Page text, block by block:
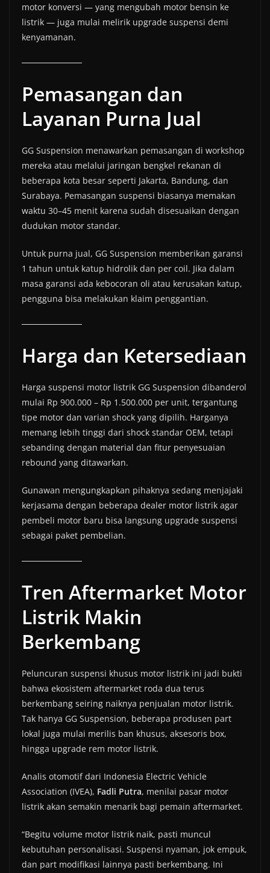
motor konversi — yang mengubah motor bensin ke
listrik — juga mulai melirik upgrade suspensi demi
kenyamanan.
Pemasangan dan
Layanan Purna Jual
GG Suspension menawarkan pemasangan di workshop
mereka atau melalui jaringan bengkel rekanan di
beberapa kota besar seperti Jakarta, Bandung, dan
Surabaya. Pemasangan suspensi biasanya memakan
waktu 30–45 menit karena sudah disesuaikan dengan
dudukan motor standar.
Untuk purna jual, GG Suspension memberikan garansi
1 tahun untuk katup hidrolik dan per coil. Jika dalam
masa garansi ada kebocoran oli atau kerusakan katup,
pengguna bisa melakukan klaim penggantian.
Harga dan Ketersediaan
Harga suspensi motor listrik GG Suspension dibanderol
mulai Rp 900.000 – Rp 1.500.000 per unit, tergantung
tipe motor dan varian shock yang dipilih. Harganya
memang lebih tinggi dari shock standar OEM, tetapi
sebanding dengan material dan fitur penyesuaian
rebound yang ditawarkan.
Gunawan mengungkapkan pihaknya sedang menjajaki
kerjasama dengan beberapa dealer motor listrik agar
pembeli motor baru bisa langsung upgrade suspensi
sebagai paket pembelian.
Tren Aftermarket Motor
Listrik Makin
Berkembang
Peluncuran suspensi khusus motor listrik ini jadi bukti
bahwa ekosistem aftermarket roda dua terus
berkembang seiring naiknya penjualan motor listrik.
Tak hanya GG Suspension, beberapa produsen part
lokal juga mulai merilis ban khusus, aksesoris box,
hingga upgrade rem motor listrik.
Analis otomotif dari Indonesia Electric Vehicle
Association (IVEA), Fadli Putra, menilai pasar motor
listrik akan semakin menarik bagi pemain aftermarket.
“Begitu volume motor listrik naik, pasti muncul
kebutuhan personalisasi. Suspensi nyaman, jok empuk,
dan part modifikasi lainnya pasti berkembang. Ini